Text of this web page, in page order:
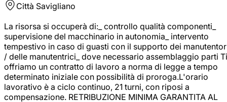
Città Savigliano
La risorsa si occuperà di:_ controllo qualità componenti_
supervisione del macchinario in autonomia_ intervento
tempestivo in caso di guasti con il supporto dei
/ delle manutentrici_ dove necessario assemblaggio parti Ti
offriamo un contratto di lavoro a norma di legge a tempo
determinato iniziale con possibilità di proroga.L'orario
lavorativo è a ciclo continuo, 21 turni, con riposi a
compensazione. RETRIBUZIONE MINIMA GARANTITA AL